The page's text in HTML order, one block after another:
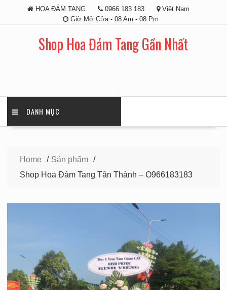
HOA ĐÁM TANG 0966 183 183
Việt Nam
Giờ Mở Cửa - 08 Am - 08 Pm
Shop Hoa Đám Tang Gần Nhất
DANH MỤC
Home
Sản phẩm
Shop Hoa Đám Tang Tân Thành – O966183183